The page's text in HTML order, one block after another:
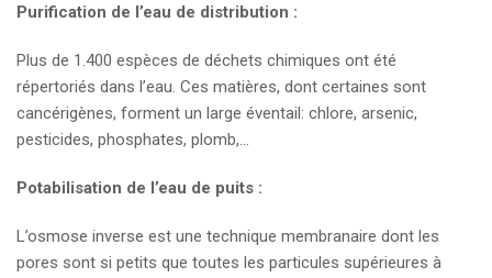
Purification de l’eau de distribution :
Plus de 1.400 espèces de déchets chimiques ont été
répertoriés dans l’eau. Ces matières, dont certaines sont
cancérigènes, forment un large éventail: chlore, arsenic,
pesticides, phosphates, plomb,…
Potabilisation de l’eau de puits :
L’osmose inverse est une technique membranaire dont les
pores sont si petits que toutes les particules supérieures à